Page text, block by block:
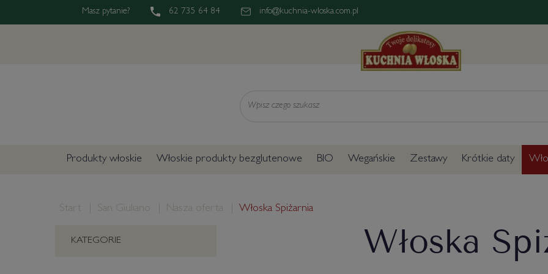
Masz pytanie? 62 735 64 84 info@kuchnia-wloska.com.pl
Produkty włoskie Włoskie produkty bezglutenowe BIO Wegańskie Zestawy Krótkie daty
Start San Giuliano Nasza oferta Włoska Spiżarnia
Włoska
KATEGORIE